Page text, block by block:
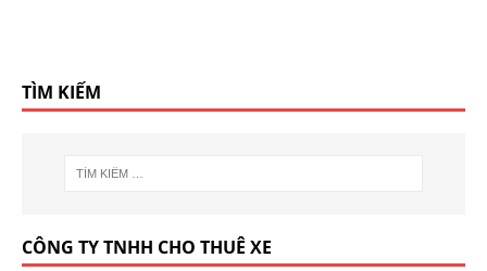
TÌM KIẾM
CÔNG TY TNHH CHO THUÊ XE